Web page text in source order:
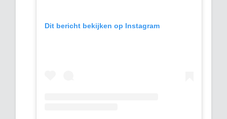
Dit bericht bekijken op Instagram